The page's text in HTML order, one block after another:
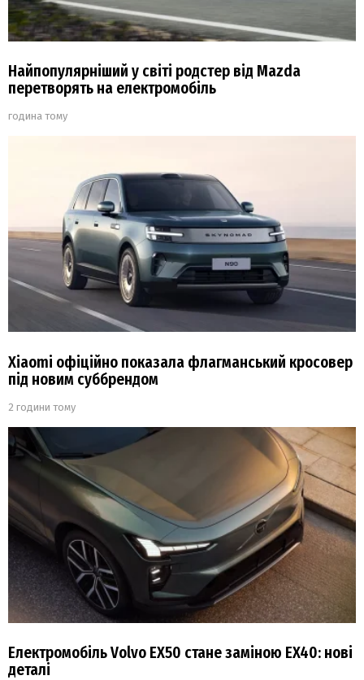
Найпопулярніший у світі родстер від Mazda
перетворять на електромобіль
година тому
Xiaomi офіційно показала флагманський кросовер
під новим суббрендом
2 години тому
Електромобіль Volvo EX50 стане заміною EX40: нові
деталі